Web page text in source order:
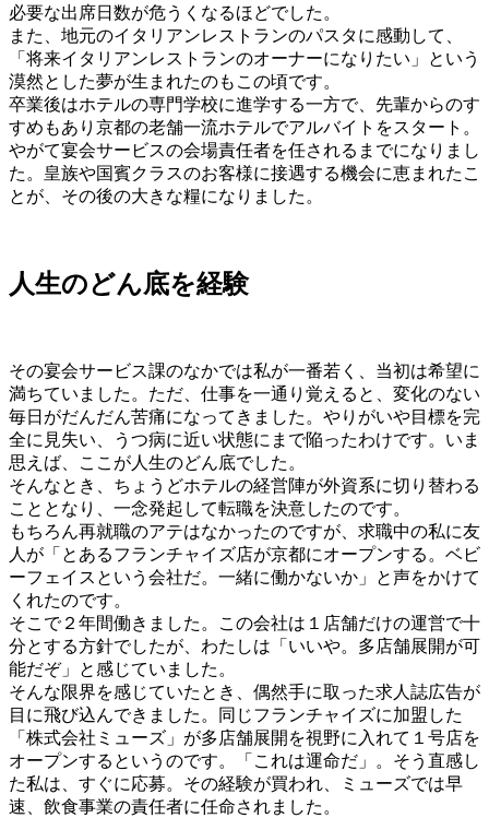
必要な出席日数が危うくなるほどでした。
また、地元のイタリアンレストランのパスタに感動して、
「将来イタリアンレストランのオーナーになりたい」という
漠然とした夢が生まれたのもこの頃です。
卒業後はホテルの専門学校に進学する一方で、先輩からのす
すめもあり京都の老舗一流ホテルでアルバイトをスタート。
やがて宴会サービスの会場責任者を任されるまでになりまし
た。皇族や国賓クラスのお客様に接遇する機会に恵まれたこ
とが、その後の大きな糧になりました。
人生のどん底を経験
その宴会サービス課のなかでは私が一番若く、当初は希望に
満ちていました。ただ、仕事を一通り覚えると、変化のない
毎日がだんだん苦痛になってきました。やりがいや目標を完
全に見失い、うつ病に近い状態にまで陥ったわけです。いま
思えば、ここが人生のどん底でした。
そんなとき、ちょうどホテルの経営陣が外資系に切り替わる
こととなり、一念発起して転職を決意したのです。
もちろん再就職のアテはなかったのですが、求職中の私に友
人が「とあるフランチャイズ店が京都にオープンする。ベビ
ーフェイスという会社だ。一緒に働かないか」と声をかけて
くれたのです。
そこで２年間働きました。この会社は１店舗だけの運営で十
分とする方針でしたが、わたしは「いいや。多店舗展開が可
能だぞ」と感じていました。
そんな限界を感じていたとき、偶然手に取った求人誌広告が
目に飛び込んできました。同じフランチャイズに加盟した
「株式会社ミューズ」が多店舗展開を視野に入れて１号店を
オープンするというのです。「これは運命だ」。そう直感し
た私は、すぐに応募。その経験が買われ、ミューズでは早
速、飲食事業の責任者に任命されました。